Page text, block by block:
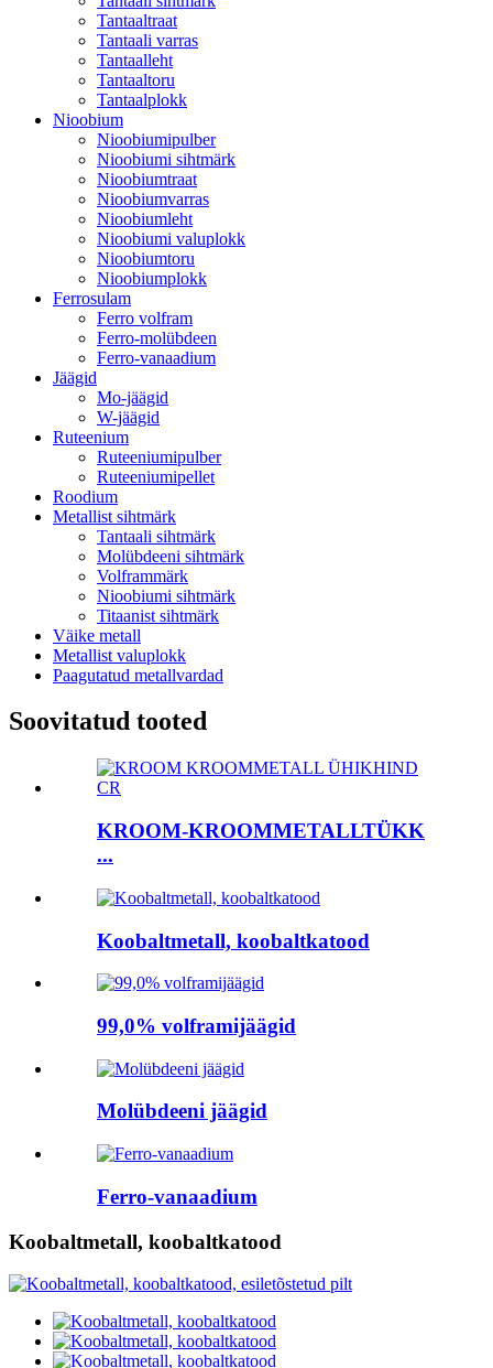
Tantaaltraat
Tantaali varras
Tantaalleht
Tantaaltoru
Tantaalplokk
Nioobium
Nioobiumipulber
Nioobiumi sihtmärk
Nioobiumtraat
Nioobiumvarras
Nioobiumleht
Nioobiumi valuplokk
Nioobiumtoru
Nioobiumplokk
Ferrosulam
Ferro volfram
Ferro-molübdeen
Ferro-vanaadium
Jäägid
Mo-jäägid
W-jäägid
Ruteenium
Ruteeniumipulber
Ruteeniumipellet
Roodium
Metallist sihtmärk
Tantaali sihtmärk
Molübdeeni sihtmärk
Volframmärk
Nioobiumi sihtmärk
Titaanist sihtmärk
Väike metall
Metallist valuplokk
Paagutatud metallvardad
Soovitatud tooted
KROOM-KROOMMETALLTÜKK
...
Koobaltmetall, koobaltkatood
99,0% volframijäägid
Molübdeeni jäägid
Ferro-vanaadium
Koobaltmetall, koobaltkatood